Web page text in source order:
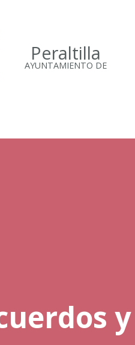
Peraltilla
AYUNTAMIENTO DE